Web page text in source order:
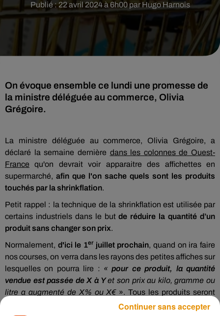
Publié : 22 avril 2024 à 6h00 par Hugo Harnois
On évoque ensemble ce lundi une promesse de
la ministre déléguée au commerce, Olivia
Grégoire.
La ministre déléguée au commerce, Olivia Grégoire, a
déclaré la semaine dernière dans les colonnes de Ouest-
France
qu'on devrait voir apparaitre des affichettes en
supermarché, afin que l'on sache quels sont les produits
touchés par la shrinkflation.
Petit rappel : la technique de la shrinkflation est utilisée par
certains industriels dans le butde réduire la quantité d’un
produit sans changer son prix.
Normalement, d'ici le 1erjuillet prochain, quand on ira faire
nos courses, on verra dans les rayons des petites affiches sur
lesquelles on pourra lire : «pour ce produit, la quantité
vendue est passée de X à Yet son prix au kilo, gramme ou
litre a augmenté de X% ou X€». Tous les produits seront
concernés, qu’ils soient alimentaires ou non.Continuer sans accepter